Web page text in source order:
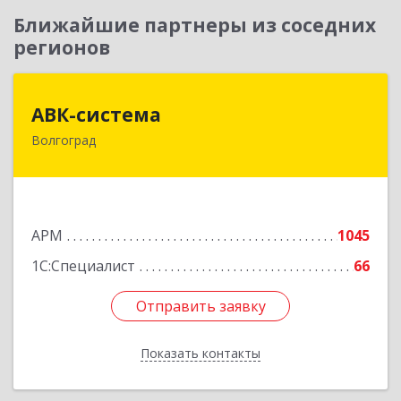
Ближайшие партнеры из соседних
регионов
АВК-система
Волгоград
АРМ
1045
1С:Специалист
66
Отправить заявку
Показать контакты
400131, Волгоградская обл, Волгоград г,
Отправить заявку
Назад